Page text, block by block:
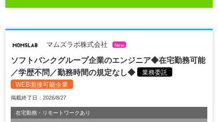
マムズラボ株式会社 New
ソフトバンクグループ企業のエンジニア◆在宅勤務可能
／学歴不問／勤務時間の規定なし◆
業務委託
WEB面接可能企業
掲載終了日：2026/8/27
在宅勤務・リモートワークあり